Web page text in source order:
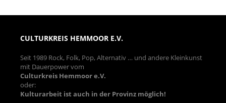
CULTURKREIS HEMMOOR E.V.
Seit 1989 Rock, Folk, Pop, Alternativ … und andere Kleinkunst
mit Dauerpower vom
Culturkreis Hemmoor e.V.
oder:
Kulturarbeit ist auch in der Provinz möglich!